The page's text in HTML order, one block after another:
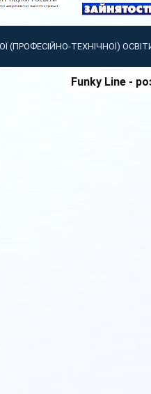
(ПРОФЕСІЙНО-ТЕХНІЧНОЇ)
Funky Line-